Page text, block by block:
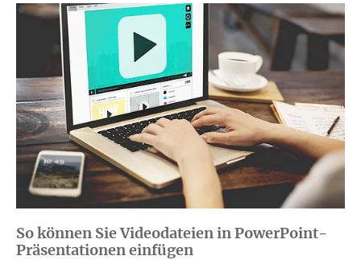
So können Sie Videodateien in PowerPoint-
Präsentationen einfügen